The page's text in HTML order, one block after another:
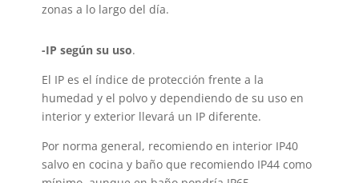
zonas a lo largo del día.
-IP según su uso.
El IP es el índice de protección frente a la
humedad y el polvo y dependiendo de su uso en
interior y exterior llevará un IP diferente.
Por norma general, recomiendo en interior IP40
salvo en cocina y baño que recomiendo IP44 como